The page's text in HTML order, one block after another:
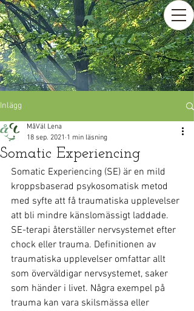
Inlägg
Somatic Experiencing
MåVäl Lena
18 sep. 2021 1 min läsning
Somatic Experiencing (SE) är en mild
kroppsbaserad psykosomatisk metod
med syfte att få traumatiska upplevelser
att bli mindre känslomässigt laddade.
SE-terapi återställer nervsystemet efter
chock eller trauma. Definitionen av
traumatiska upplevelser omfattar allt
som överväldigar nervsystemet, saker
som händer i livet. Några exempel på
trauma kan vara skilsmässa eller